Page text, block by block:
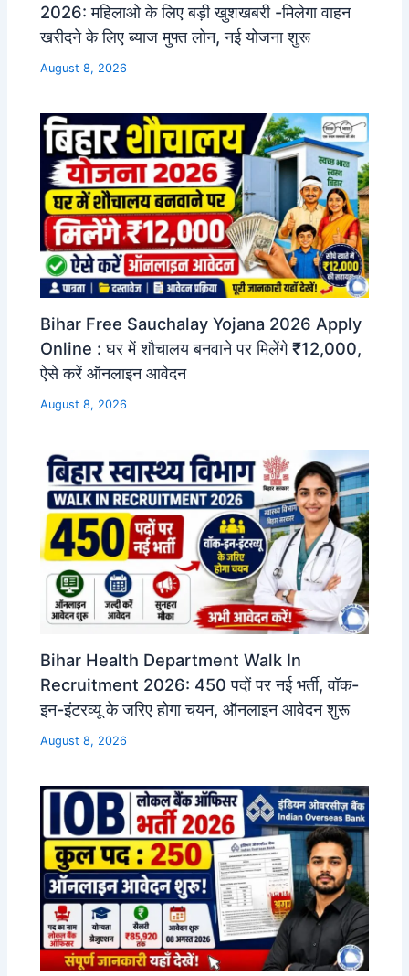
2026: महिलाओ के लिए बड़ी खुशखबरी -मिलेगा वाहन
खरीदने के लिए ब्याज मुफ्त लोन, नई योजना शुरू
August 8, 2026
Bihar Free Sauchalay Yojana 2026 Apply
Online : घर में शौचालय बनवाने पर मिलेंगे ₹12,000,
ऐसे करें ऑनलाइन आवेदन
August 8, 2026
Bihar Health Department Walk In
Recruitment 2026: 450 पदों पर नई भर्ती, वॉक-
इन-इंटरव्यू के जरिए होगा चयन, ऑनलाइन आवेदन शुरू
August 8, 2026